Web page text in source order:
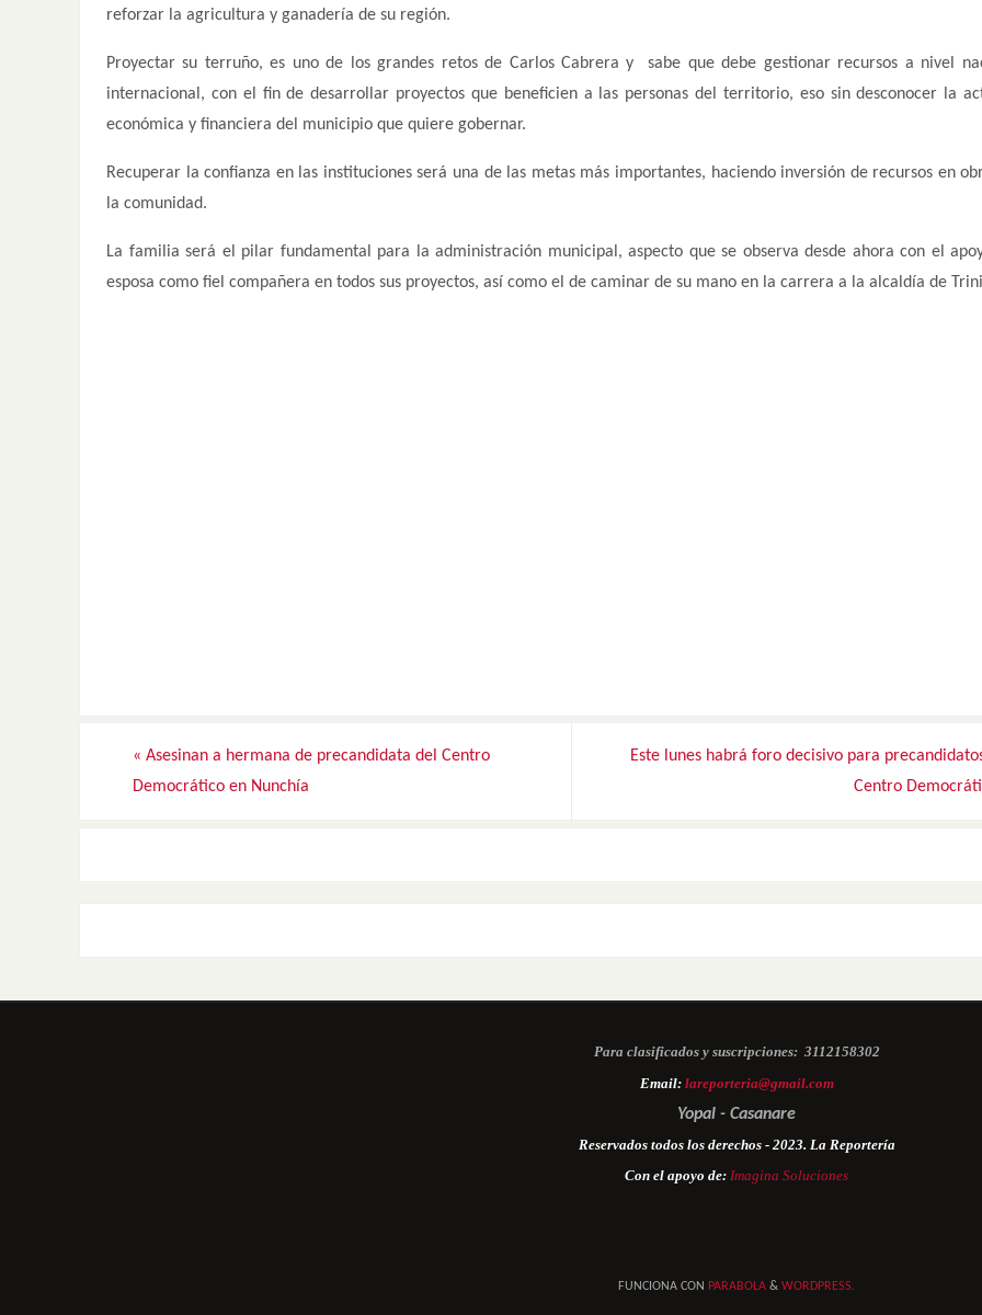
reforzar la agricultura y ganadería de su región.
Proyectar su terruño, es uno de los grandes retos de Carlos Cabrera y sabe que debe gestionar recursos a nivel
internacional, con el fin de desarrollar proyectos que beneficien a las personas del territorio, eso sin desconocer la
económica y financiera del municipio que quiere gobernar.
Recuperar la confianza en las instituciones será una de las metas más importantes, haciendo inversión de recursos en
la comunidad.
La familia será el pilar fundamental para la administración municipal, aspecto que se observa desde ahora con el
esposa como fiel compañera en todos sus proyectos, así como el de caminar de su mano en la carrera a la alcaldía de
« Asesinan a hermana de precandidata del Centro
Democrático en Nunchía
Este lunes habrá foro decisivo para
Centro
Para clasificados y suscripciones: 3112158302
Email: lareporteria@gmail.com
Yopal - Casanare
Reservados todos los derechos - 2023. La Reportería
Con el apoyo de: Imagina Soluciones
FUNCIONA CON PARABOLA & WORDPRESS.